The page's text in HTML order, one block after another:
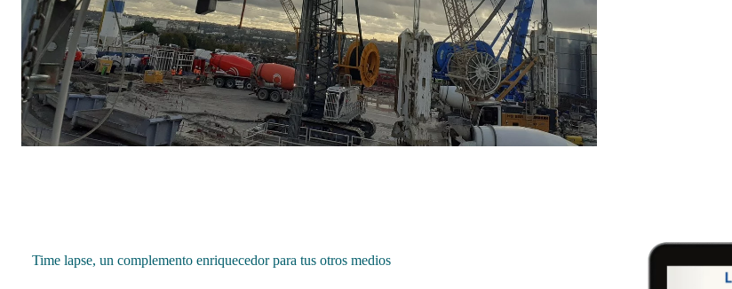
Time lapse, un complemento enriquecedor para tus otros medios